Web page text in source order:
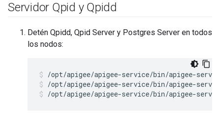
Servidor Qpid y Qpidd
Detén Qpidd, Qpid Server y Postgres Server en todos
los nodos:
/opt/apigee/apigee-service/bin/apigee-
/opt/apigee/apigee-service/bin/apigee-